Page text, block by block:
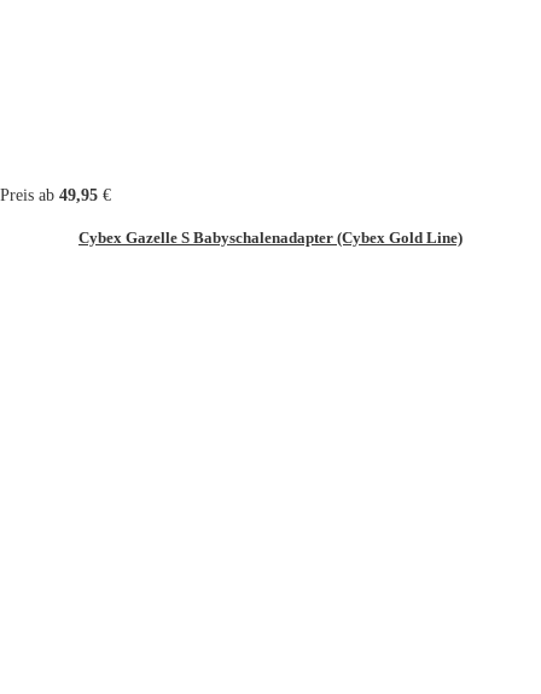
Preis ab 49,95 €
Cybex Gazelle S Babyschalenadapter (Cybex Gold Line)